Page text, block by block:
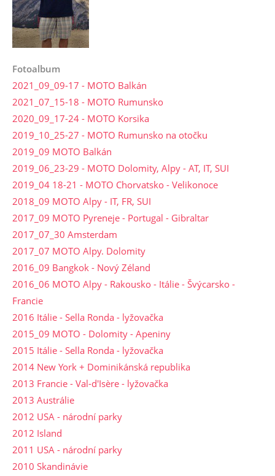
Fotoalbum
2021_09_09-17 - MOTO Balkán
2021_07_15-18 - MOTO Rumunsko
2020_09_17-24 - MOTO Korsika
2019_10_25-27 - MOTO Rumunsko na otočku
2019_09 MOTO Balkán
2019_06_23-29 - MOTO Dolomity, Alpy - AT, IT, SUI
2019_04 18-21 - MOTO Chorvatsko - Velikonoce
2018_09 MOTO Alpy - IT, FR, SUI
2017_09 MOTO Pyreneje - Portugal - Gibraltar
2017_07_30 Amsterdam
2017_07 MOTO Alpy. Dolomity
2016_09 Bangkok - Nový Zéland
2016_06 MOTO Alpy - Rakousko - Itálie - Švýcarsko -
Francie
2016 Itálie - Sella Ronda - lyžovačka
2015_09 MOTO - Dolomity - Apeniny
2015 Itálie - Sella Ronda - lyžovačka
2014 New York + Dominikánská republika
2013 Francie - Val-d'Isère - lyžovačka
2013 Austrálie
2012 USA - národní parky
2012 Island
2011 USA - národní parky
2010 Skandinávie